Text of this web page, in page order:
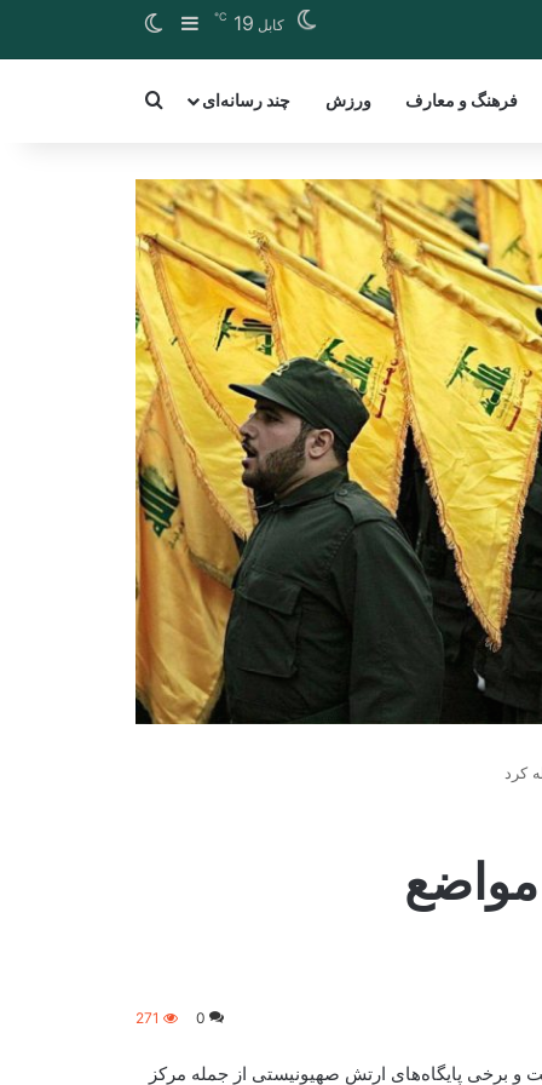
کابل 19
℃
Sidebar
فرهنگ و معارف ورزش چند رسانه‌ای for a word
بار به مواضع
0
271
نظامیان صهیونیست و برخی پایگاه‌های ارتش صهیونیستی از جمله مرکز